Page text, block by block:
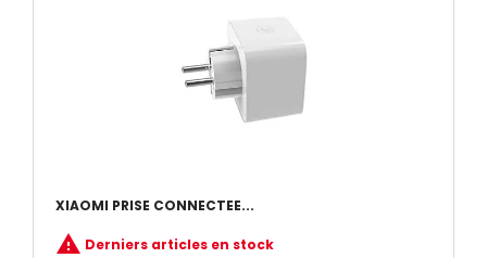
XIAOMI PRISE CONNECTEE...
 Derniers articles en stock